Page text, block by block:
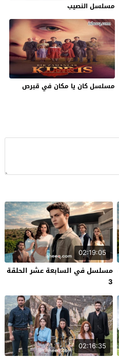
مسلسل النصيب
مسلسل كان يا مكان في قبرص
02:19:05
مسلسل في السابعة عشر الحلقة
3
02:16:35